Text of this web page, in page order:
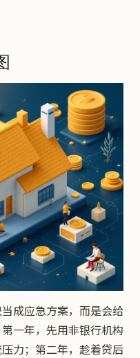
成应急方案，而是会给
一年，先用非银行机构
力；第二年，趁着贷后